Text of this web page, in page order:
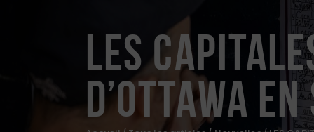
LES
D’OTTAWA